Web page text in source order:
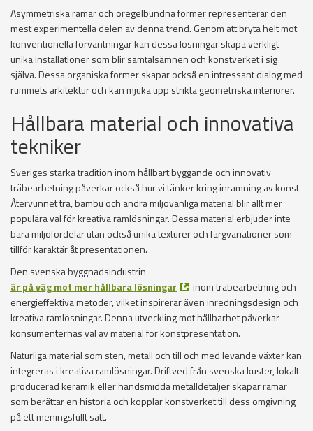
Asymmetriska ramar och oregelbundna former representerar den
mest experimentella delen av denna trend. Genom att bryta helt mot
konventionella förväntningar kan dessa lösningar skapa verkligt
unika installationer som blir samtalsämnen och konstverket i sig
själva. Dessa organiska former skapar också en intressant dialog med
rummets arkitektur och kan mjuka upp strikta geometriska interiörer.
Hållbara material och innovativa
tekniker
Sveriges starka tradition inom hållbart byggande och innovativ
träbearbetning påverkar också hur vi tänker kring inramning av konst.
Återvunnet trä, bambu och andra miljövänliga material blir allt mer
populära val för kreativa ramlösningar. Dessa material erbjuder inte
bara miljöfördelar utan också unika texturer och färgvariationer som
tillför karaktär åt presentationen.
Den svenska byggnadsindustrin
är på väg mot mer hållbara lösningar
inom träbearbetning och
energieffektiva metoder, vilket inspirerar även inredningsdesign och
kreativa ramlösningar. Denna utveckling mot hållbarhet påverkar
konsumenternas val av material för konstpresentation.
Naturliga material som sten, metall och till och med levande växter kan
integreras i kreativa ramlösningar. Driftved från svenska kuster, lokalt
producerad keramik eller handsmidda metalldetaljer skapar ramar
som berättar en historia och kopplar konstverket till dess omgivning
på ett meningsfullt sätt.